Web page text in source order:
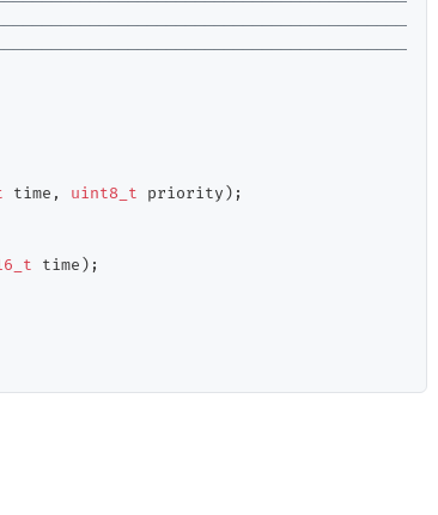
time, uint8_t priority)
time)